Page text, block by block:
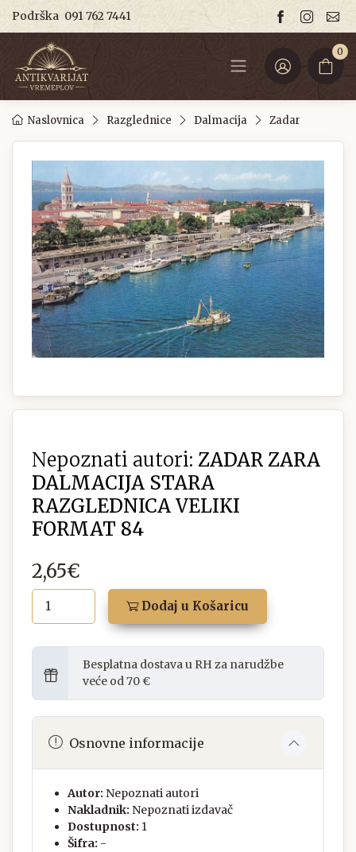
Podrška 091 762 7441
0
Naslovnica Razglednice Dalmacija Zadar
Nepoznati autori: ZADAR ZARA
DALMACIJA STARA
RAZGLEDNICA VELIKI
FORMAT 84
2,65€
Dodaj u Košaricu
Besplatna dostava u RH za narudžbe
veće od 70 €
Osnovne informacije
Autor: Nepoznati autori
Nakladnik: Nepoznati izdavač
Dostupnost: 1
Šifra: -